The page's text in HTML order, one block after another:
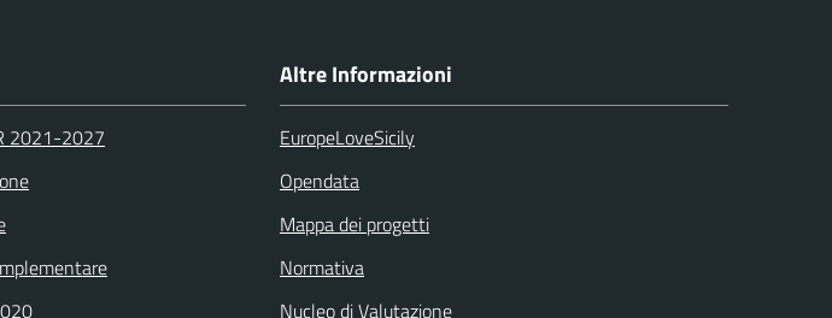
2021-2027
Altre Informazioni
EuropeLoveSicily
Opendata
Mappa dei progetti
Normativa
Nucleo di Valutazione